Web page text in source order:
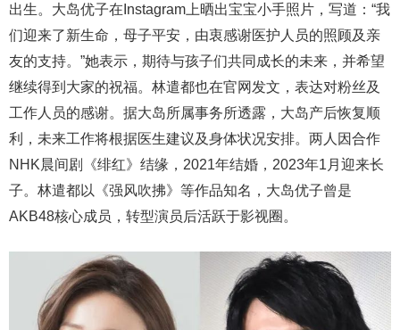
出生。大岛优子在Instagram上晒出宝宝小手照片，写道：“我
们迎来了新生命，母子平安，由衷感谢医护人员的照顾及亲
友的支持。”她表示，期待与孩子们共同成长的未来，并希望
继续得到大家的祝福。林遣都也在官网发文，表达对粉丝及
工作人员的感谢。据大岛所属事务所透露，大岛产后恢复顺
利，未来工作将根据医生建议及身体状况安排。两人因合作
NHK晨间剧《绯红》结缘，2021年结婚，2023年1月迎来长
子。林遣都以《强风吹拂》等作品知名，大岛优子曾是
AKB48核心成员，转型演员后活跃于影视圈。